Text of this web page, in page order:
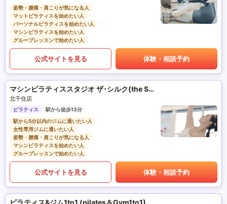
姿勢・腰痛・肩こりが気になる人
マットピラティスを始めたい人
パーソナルピラティスを始めたい人
マシンピラティスを始めたい人
グループレッスンで始めたい人
公式サイトを見る 体験・相談予約
マシンピラティススタジオ ザ･シルク(the SILK)
北千住店
ピラティス
駅から徒歩13分
駅から5分以内のジムに通いたい人
女性専用ジムに通いたい人
姿勢・腰痛・肩こりが気になる人
マシンピラティスを始めたい人
グループレッスンで始めたい人
公式サイトを見る 体験・相談予約